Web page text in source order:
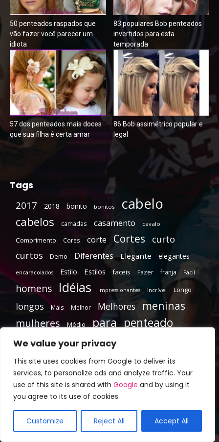
We value your privacy
This site uses cookies from Google to deliver its
services, to personalize ads and analyze traffic. Your
use of this site is shared with Google and by using it
you agree to its use of cookies.
Customize Reject All Accept All
50 penteados raspados que
vão fazer você parecer um
idiota
83 populares Bob penteados
invertidos para esta
temporada
57 dos penteados mais doces
que sua filha é certa amar
86 Bob assimétrico popular e
legal
Tags
2017 2018 bonito bonitos cabelo
cabelos camadas casamento cavalo
Comprimento Cores corte Cortes curto
curtos Demo Diferentes Elegante elegantes
encaracolados Estilo Estilos faceis Fazer franja Fácil
homens Idéias impressionantes Incrível Longo
longos Mais Melhor Melhores meninas
mulheres Médio para penteado
penteados Pixie senhoras